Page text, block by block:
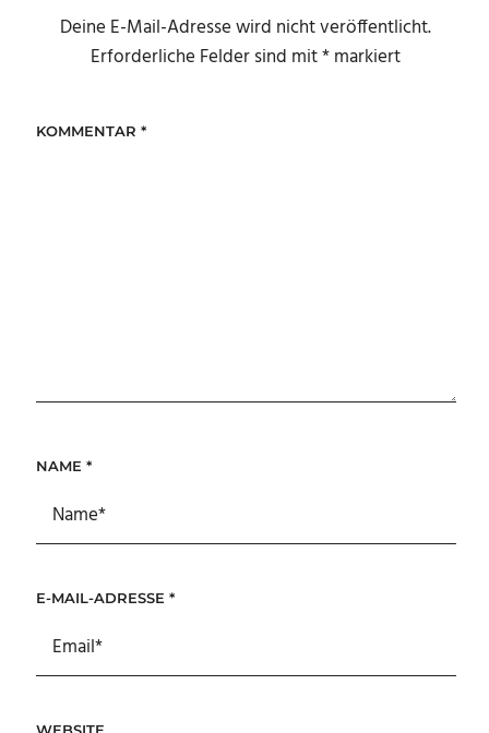
Deine E-Mail-Adresse wird nicht veröffentlicht.
Erforderliche Felder sind mit*markiert
KOMMENTAR *
NAME *
E-MAIL-ADRESSE *
WEBSITE